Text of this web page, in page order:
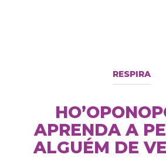
RESPIRA
APRENDA A
ALGUÉM DE